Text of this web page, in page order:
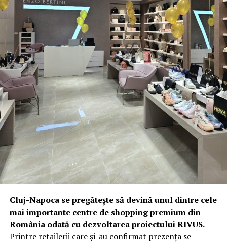
Cluj-Napoca se pregătește să devină unul dintre cele
mai importante centre de shopping premium din
România odată cu dezvoltarea proiectului RIVUS.
Printre retailerii care și-au confirmat prezența se